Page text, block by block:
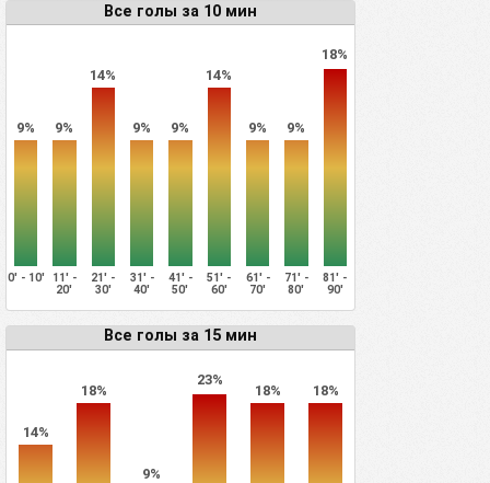
Все голы за 10 мин
9% 9%
14%
9% 9%
14%
9% 9%
18%
0' - 10'
11' -
20'
21' -
30'
31' -
40'
41' -
50'
51' -
60'
61' -
70'
71' -
80'
81' -
90'
Все голы за 15 мин
14%
18%
9%
23%
18% 18%